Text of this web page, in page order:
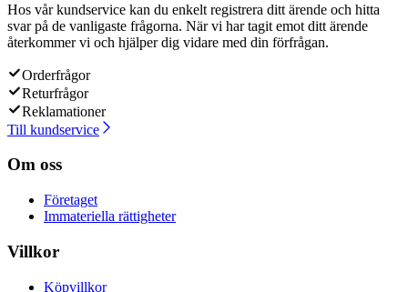
Hos vår kundservice kan du enkelt registrera ditt ärende och hitta
svar på de vanligaste frågorna. När vi har tagit emot ditt ärende
återkommer vi och hjälper dig vidare med din förfrågan.
Orderfrågor
Returfrågor
Reklamationer
Till kundservice
Om oss
Företaget
Immateriella rättigheter
Villkor
Köpvillkor